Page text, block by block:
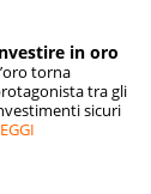
in oro
torna
tra gli
sicuri